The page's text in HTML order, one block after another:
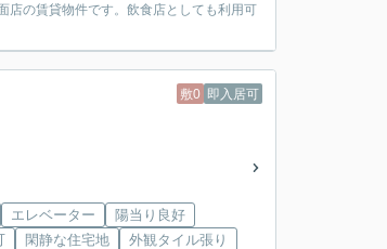
店の賃貸物件です。飲食店としても利用可
敷0 即入居可
エレベーター
陽当り良好
閑静な住宅地 外観タイル張り